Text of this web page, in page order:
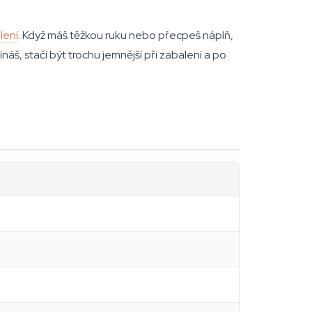
. Když máš těžkou ruku nebo přecpeš náplň,
stačí být trochu jemnější při zabalení a po